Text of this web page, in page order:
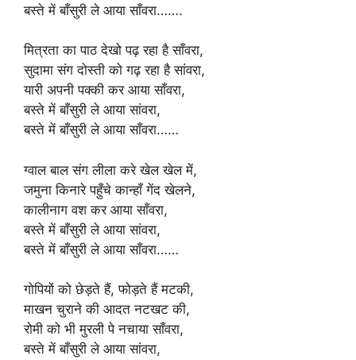
बस्ते में बाँसुरी ले आया साँवरा…….
मित्रता का पाठ देखो पढ़ रहा है साँवरा,
सुदामा संग दोस्ती को गढ़ रहा है सांवरा,
यारी अपनी पक्की कर आया साँवरा,
बस्ते में बाँसुरी ले आया सांवरा,
बस्ते में बाँसुरी ले आया साँवरा……
ग्वाल बाल संग लीला करे खेल खेल में,
जमुना किनारे पहुँचे कान्हाँ गेंद खेलने,
कालीनाग वश कर आया साँवरा,
बस्ते में बाँसुरी ले आया सांवरा,
बस्ते में बाँसुरी ले आया साँवरा……
गोपियों को छेड़ते हैं, फोड़ते हैं मटकी,
माखन चुराने की आदत नटखट की,
रोमी को भी मुरली पे नचाया साँवरा,
बस्ते में बाँसुरी ले आया सांवरा,